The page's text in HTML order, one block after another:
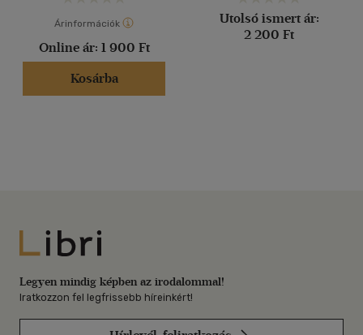
Árinformációk
Online ár: 1 900 Ft
Kosárba
Utolsó ismert ár:
2 200 Ft
Libri
Legyen mindig képben az irodalommal!
Iratkozzon fel legfrissebb híreinkért!